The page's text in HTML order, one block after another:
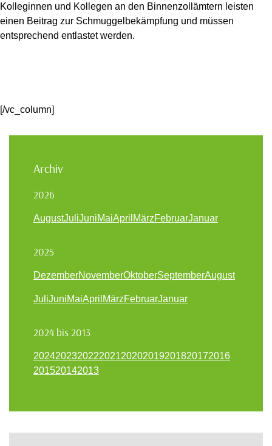
Kolleginnen und Kollegen an den Binnenzollämtern leisten
einen Beitrag zur Schmuggelbekämpfung und müssen
entsprechend entlastet werden.
[/vc_column]
Archiv
2026
AugustJuliJuniMaiApril MärzFebruarJanuar
2025
DezemberNovemberOktoberSeptemberAugust
JuliJuniMaiApril MärzFebruarJanuar
2024 bis 2013
202420232022202120202019201820172016
201520142013